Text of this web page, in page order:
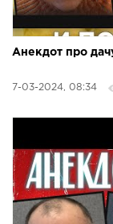
Анекдот про
7-03-2024, 08:34